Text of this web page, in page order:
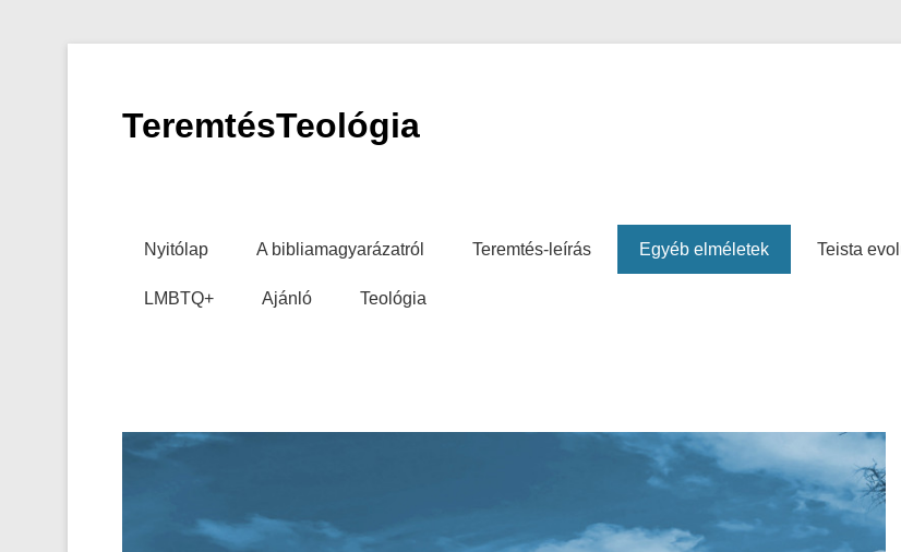
TeremtésTeológia
Primary Menu
Skip to content
Nyitólap A bibliamagyarázatról Teremtés-leírás Egyéb elméletek Teista
LMBTQ+ Ajánló Teológia